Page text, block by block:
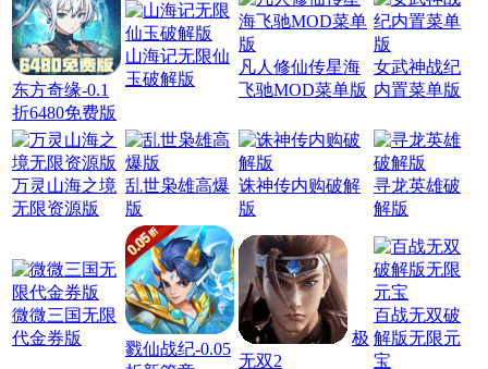
东方奇缘-0.1
折6480免费版
山海记无限仙
玉破解版
凡人修仙传星海
飞驰MOD菜单版
女武神战纪
内置菜单版
万灵山海之境
无限资源版
乱世枭雄高爆
版
诛神传内购破解
版
寻龙英雄破
解版
微微三国无限
代金券版
戮仙战纪-0.05
极
无双2
百战无双破
解版无限元
宝